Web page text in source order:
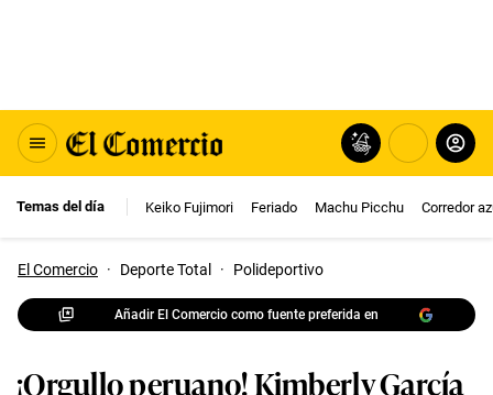
Temas del día Keiko Fujimori Feriado Machu Picchu Corredor
El Comercio · Deporte Total · Polideportivo
Añadir El Comercio como fuente preferida en
¡Orgullo peruano! Kimberly García